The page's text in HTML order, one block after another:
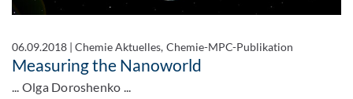
06.09.2018 |Chemie Aktuelles, Chemie-MPC-Publikation
Measuring the Nanoworld
... Olga Doroshenko ...